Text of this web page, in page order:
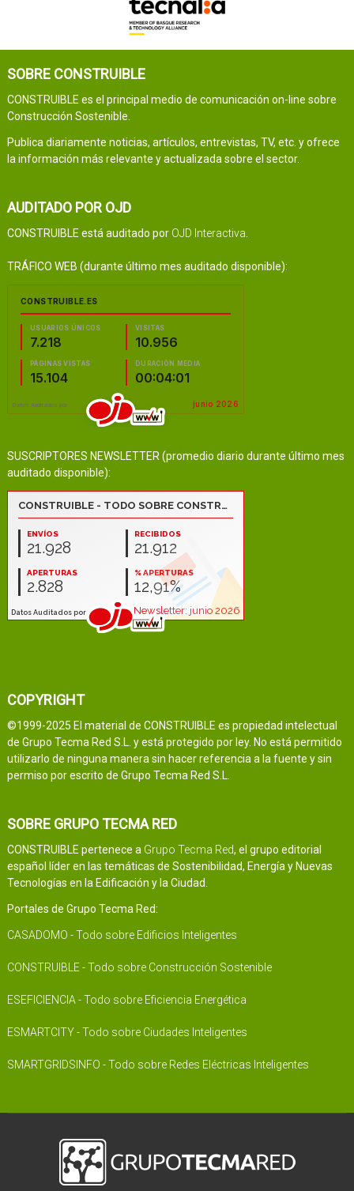
SOBRE CONSTRUIBLE
CONSTRUIBLE es el principal medio de comunicación on-line sobre
Construcción Sostenible.
Publica diariamente noticias, artículos, entrevistas, TV, etc. y ofrece
la información más relevante y actualizada sobre el sector.
AUDITADO POR OJD
CONSTRUIBLE está auditado por OJD Interactiva.
TRÁFICO WEB (durante último mes auditado disponible):
SUSCRIPTORES NEWSLETTER (promedio diario durante último mes
auditado disponible):
COPYRIGHT
©1999-2025 El material de CONSTRUIBLE es propiedad intelectual
de Grupo Tecma Red S.L. y está protegido por ley. No está permitido
utilizarlo de ninguna manera sin hacer referencia a la fuente y sin
permiso por escrito de Grupo Tecma Red S.L.
SOBRE GRUPO TECMA RED
CONSTRUIBLE pertenece a Grupo Tecma Red, el grupo editorial
español líder en las temáticas de Sostenibilidad, Energía y Nuevas
Tecnologías en la Edificación y la Ciudad.
Portales de Grupo Tecma Red:
CASADOMO - Todo sobre Edificios Inteligentes
CONSTRUIBLE - Todo sobre Construcción Sostenible
ESEFICIENCIA - Todo sobre Eficiencia Energética
ESMARTCITY - Todo sobre Ciudades Inteligentes
SMARTGRIDSINFO - Todo sobre Redes Eléctricas Inteligentes